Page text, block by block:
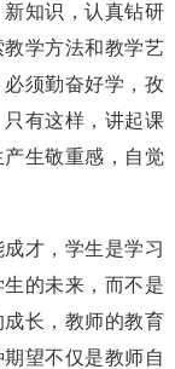
知识，认真钻研
学方法和教学艺
须勤奋好学，孜
有这样，讲起课
生敬重感，自觉
才，学生是学习
的未来，而不是
长，教师的教育
望不仅是教师自